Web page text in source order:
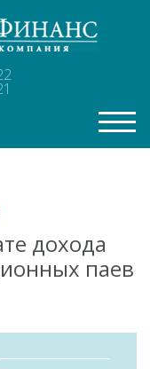
дохода
паев